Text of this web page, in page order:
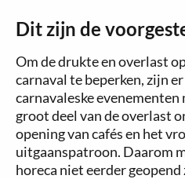
Dit zijn de
Om de drukte en overlast
carnaval te beperken, zijn er
carnavaleske evenementen
groot deel van de overlast
opening van cafés en het
uitgaanspatroon. Daarom
horeca niet eerder